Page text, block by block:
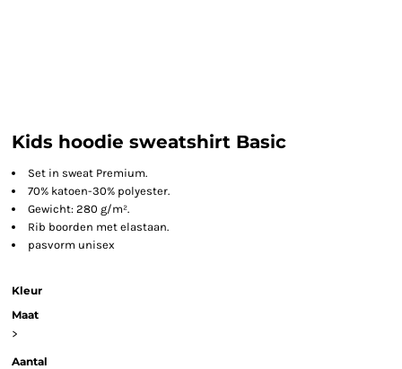
Kids hoodie sweatshirt Basic
Set in sweat Premium.
70% katoen-30% polyester.
Gewicht: 280 g/m².
Rib boorden met elastaan.
pasvorm unisex
Kleur
Maat
>
Aantal